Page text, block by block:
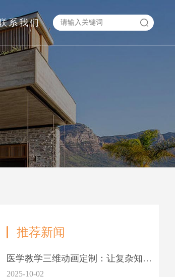
系我们
推荐新闻
医学教学三维动画定制：让复杂知识一目了
2025-10-02